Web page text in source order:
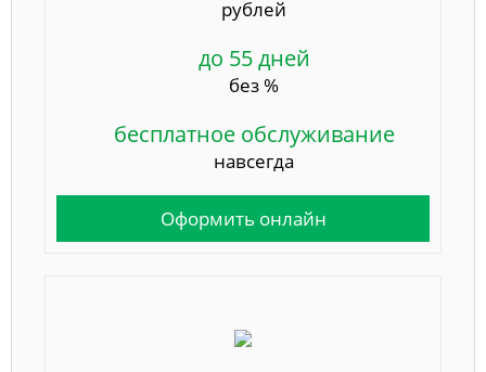
рублей
до 55 дней
без %
бесплатное обслуживание
навсегда
Оформить онлайн